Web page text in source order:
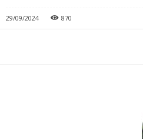
29/09/2024 870